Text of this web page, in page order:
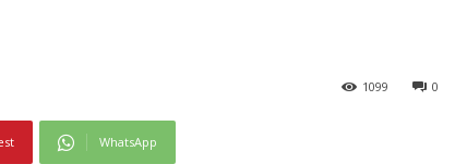
0
1099
WhatsApp